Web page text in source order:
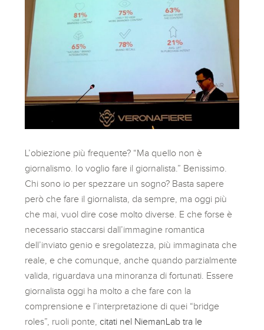
L’obiezione più frequente? “Ma quello non è
giornalismo. Io voglio fare il giornalista.” Benissimo.
Chi sono io per spezzare un sogno? Basta sapere
però che fare il giornalista, da sempre, ma oggi più
che mai, vuol dire cose molto diverse. E che forse è
necessario staccarsi dall’immagine romantica
dell’inviato genio e sregolatezza, più immaginata che
reale, e che comunque, anche quando parzialmente
valida, riguardava una minoranza di fortunati. Essere
giornalista oggi ha molto a che fare con la
comprensione e l’interpretazione di quei “bridge
roles”, ruoli ponte, citati nel NiemanLab tra le